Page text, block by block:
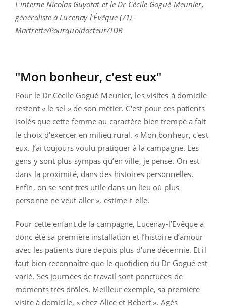
L'interne Nicolas Guyotat et le Dr Cécile Gogué-Meunier,
généraliste à Lucenay-l'Évêque (71) -
Martrette/Pourquoidocteur/TDR
"Mon bonheur, c'est eux"
Pour le Dr Cécile Gogué-Meunier, les visites à domicile
restent « le sel » de son métier. C'est pour ces patients
isolés que cette femme au caractère bien trempé a fait
le choix d'exercer en milieu rural. « Mon bonheur, c'est
eux. J’ai toujours voulu pratiquer à la campagne. Les
gens y sont plus sympas qu’en ville, je pense. On est
dans la proximité, dans des histoires personnelles.
Enfin, on se sent très utile dans un lieu où plus
personne ne veut aller », estime-t-elle.
Pour cette enfant de la campagne, Lucenay-l’Evêque a
donc été sa première installation et l’histoire d’amour
avec les patients dure depuis plus d'une décennie. Et il
faut bien reconnaître que le quotidien du Dr Gogué est
varié. Ses journées de travail sont ponctuées de
moments très drôles. Meilleur exemple, sa première
visite à domicile, « chez Alice et Bébert ». Agés